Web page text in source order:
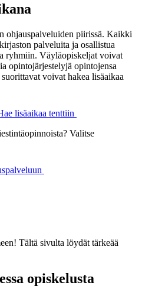
ohjauspalveluiden piirissä. Kaikki
palveluita ja osallistua
ryhmiin. Väyläopiskeljat voivat
opintojärjestelyjä opintojensa
voivat hakea lisäaikaa
lisäaikaa tenttiin
Valitse
Tältä sivulta löydät tärkeää
opiskelusta